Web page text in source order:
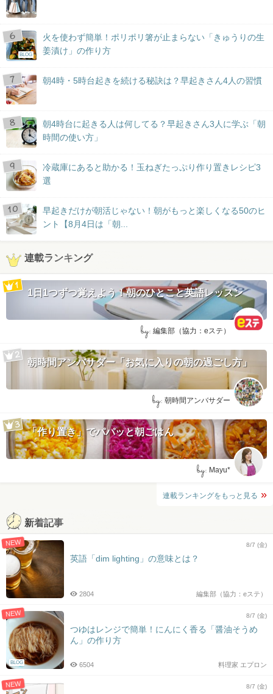
BLOG
火を使わず簡単！ポリポリ箸が止まらない「きゅうりの生
姜漬け」の作り方
朝4時・5時台起きを続ける秘訣は？早起きさん4人の習慣
朝4時台に起きる人は何してる？早起きさん3人に学ぶ「朝
時間の使い方」
冷蔵庫にあると助かる！玉ねぎたっぷり作り置きレシピ3
選
早起きだけが朝活じゃない！朝がもっと楽しくなる50のヒ
ント【8月4日は「朝...
連載ランキング
1日1つずつ覚えよう！朝のひとこと英語レッスン
by: 編集部（協力：eステ）
朝時間アンバサダー「お気に入りの朝の過ごし方」
by: 朝時間アンバサダー
「作り置き」でパパッと朝ごはん
by: Mayu*
連載ランキングをもっと見る
新着記事
NEW 8/7 (金)
英語「dim lighting」の意味とは？
編集部（協力：eステ）
2804
NEW
BLOG
8/7 (金)
つゆはレンジで簡単！にんにく香る「醤油そうめ
ん」の作り方
料理家 エプロン
6504
NEW 8/7 (金)